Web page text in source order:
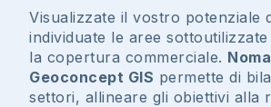
Visualizzate il vostro potenziale
individuate le aree
la copertura commerciale.
Geoconcept GIS permette di
settori, allineare gli obiettivi alla